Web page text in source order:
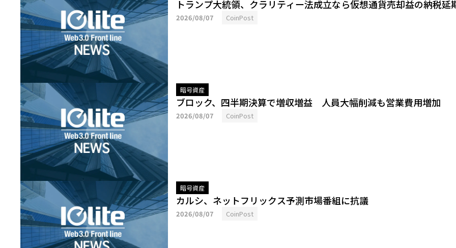
トランプ大統領、クラリティー法成立なら仮想通貨売却益の納税延
2026/08/07 CoinPost
暗号資産
ブロック、四半期決算で増収増益 人員大幅削減も営業費用増加
2026/08/07 CoinPost
暗号資産
カルシ、ネットフリックス予測市場番組に抗議
2026/08/07 CoinPost